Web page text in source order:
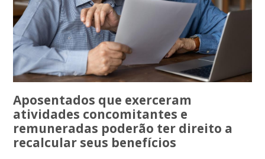
Aposentados que exerceram
atividades concomitantes e
remuneradas poderão ter direito a
recalcular seus benefícios